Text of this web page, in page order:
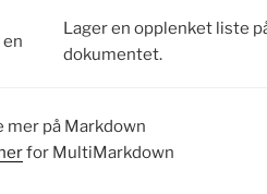
Lager en opplenket liste
dokumentet.
mer på Markdown
for MultiMarkdown